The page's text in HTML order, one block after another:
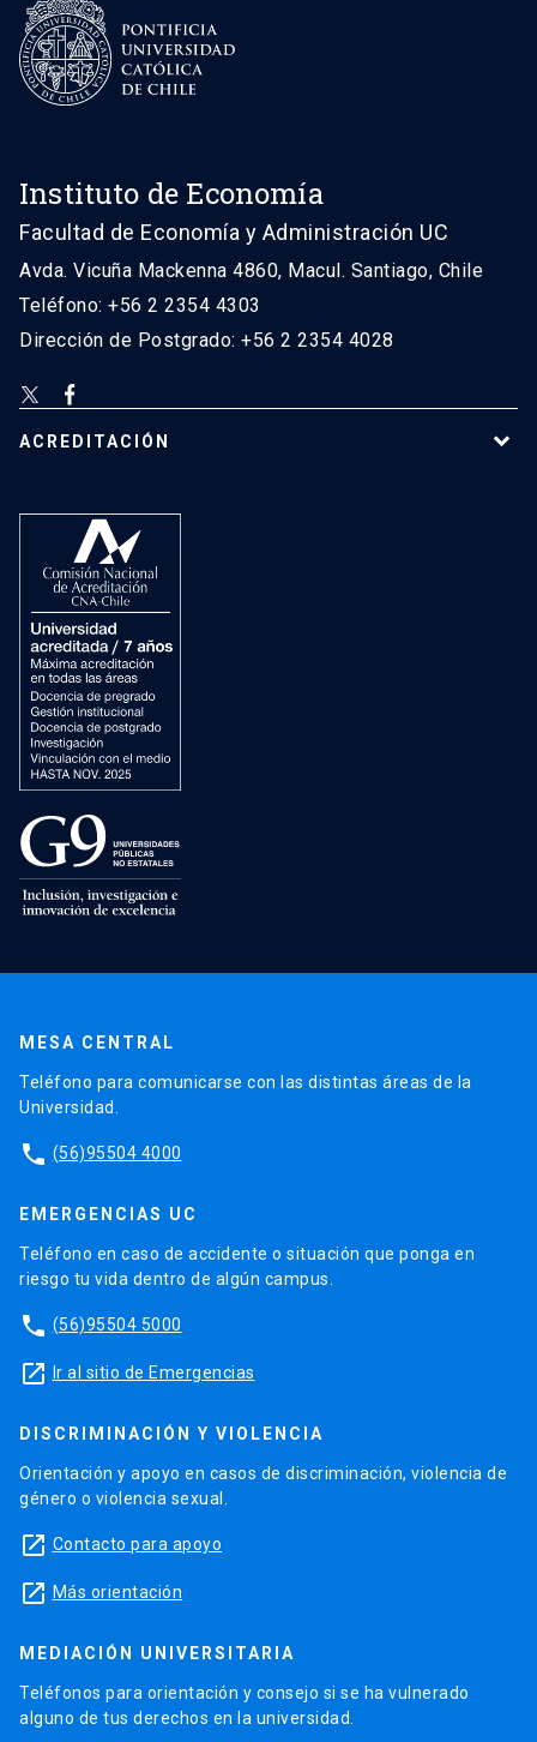
Instituto de Economía
Facultad de Economía y Administración UC
Avda. Vicuña Mackenna 4860, Macul. Santiago, Chile
Teléfono: +56 2 2354 4303
Dirección de Postgrado: +56 2 2354 4028
ACREDITACIÓN
MESA CENTRAL
Teléfono para comunicarse con las distintas áreas de la
Universidad.
phone (56)95504 4000
EMERGENCIAS UC
Teléfono en caso de accidente o situación que ponga en
riesgo tu vida dentro de algún campus.
phone (56)95504 5000
launch Ir al sitio de Emergencias
DISCRIMINACIÓN Y VIOLENCIA
Orientación y apoyo en casos de discriminación, violencia de
género o violencia sexual.
launch Contacto para apoyo
launch Más orientación
MEDIACIÓN UNIVERSITARIA
Teléfonos para orientación y consejo si se ha vulnerado
alguno de tus derechos en la universidad.